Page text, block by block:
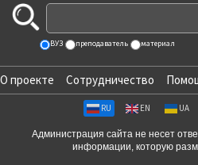
ВУЗ преподаватель материал
О проекте Сотрудничество
RU EN UA
Администрация сайта не несет
информации, которую